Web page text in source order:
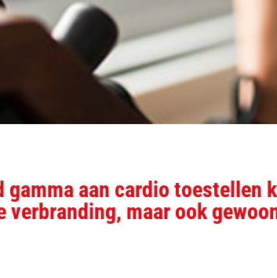
gamma aan cardio
verbranding, maar ook